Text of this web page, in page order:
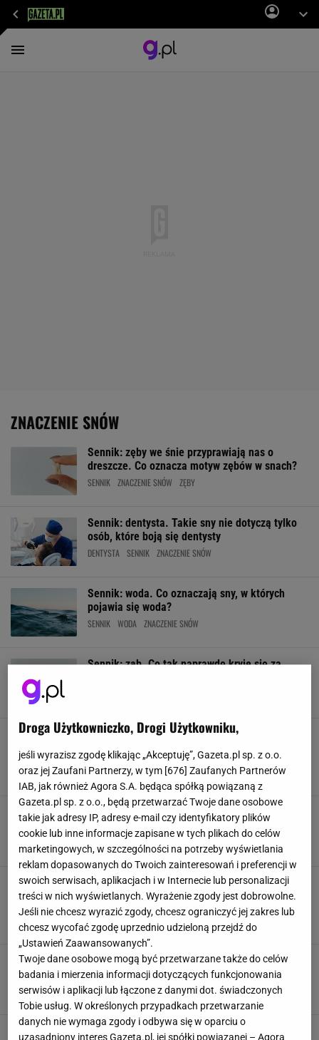
ZNACZENIE SNÓW
Sennik: zęby we śnie przyprawiają nas o
dreszcze. Co oznacza motyw zębów w snach?
SENNIK ZNACZENIE SNÓW ZĘBY
Sennik: dentysta. Takie sny nie dotyczą tylko
osób, które boją się dentysty
DENTYSTA SENNIK ZNACZENIE SNÓW
Sennik: woda. Co oznaczają sny, w których
pojawia się woda?
SENNIK WODA ZNACZENIE SNÓW
Sennik: ząb. Co tak naprawdę kryje się za
Sennik - basen. Jakie jest znaczenie snów o
pływaniu w basenie? Co takie sny mówią o
twojej osobowości?
BASEN PŁYWANIE SEN SENNIK
Co sen o zębach mówi o śniącym? Dlaczego
śnią nam się zęby? Sprawdź, co mówi sennik
DENTYSTA MARZENIA SEN SENNIK
Sennik: pieniądze. Czy sen o pieniądzach to
przepowiednia bogactwa? A może pora
zacisnąć pasa?
FINANSE PIENIĄDZE SEN SENNIK
Sennik: ciąża. Czy sen o ciąży oznacza, że
zostaniesz rodzicem?
CIĄŻA SEN SENNIK ZNACZENIE SNÓW
Sennik: wypadek samochodowy. Co oznacza
Droga Użytkowniczko, Drogi Użytkowniku,
jeśli wyrazisz zgodę klikając „Akceptuję”, Gazeta.pl sp. z o.o.
oraz jej Zaufani Partnerzy, w tym [676] Zaufanych Partnerów
IAB, jak również Agora S.A. będąca spółką powiązaną z
Gazeta.pl sp. z o.o., będą przetwarzać Twoje dane osobowe
takie jak adresy IP, adresy e-mail czy identyfikatory plików
cookie lub inne informacje zapisane w tych plikach do celów
marketingowych, w szczególności na potrzeby wyświetlania
reklam dopasowanych do Twoich zainteresowań i preferencji w
swoich serwisach, aplikacjach i w Internecie lub personalizacji
treści w nich wyświetlanych. Wyrażenie zgody jest dobrowolne.
Jeśli nie chcesz wyrazić zgody, chcesz ograniczyć jej zakres lub
chcesz wycofać zgodę uprzednio udzieloną przejdź do
„Ustawień Zaawansowanych”.
Twoje dane osobowe mogą być przetwarzane także do celów
badania i mierzenia informacji dotyczących funkcjonowania
serwisów i aplikacji lub łączone z danymi dot. świadczonych
Tobie usług. W określonych przypadkach przetwarzanie
danych nie wymaga zgody i odbywa się w oparciu o
uzasadniony interes Gazeta.pl, jej spółki powiązanej – Agora